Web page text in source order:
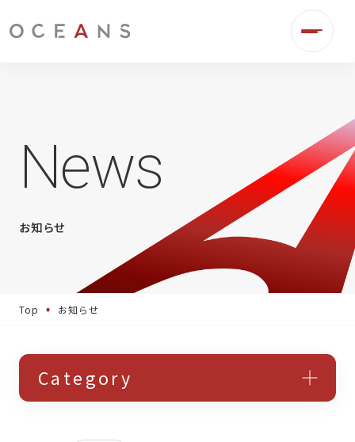
事業伴走
ウェブサイト・LP制作
News
お知らせ
Top お知らせ
Category